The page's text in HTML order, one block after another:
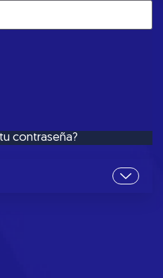
contraseña?